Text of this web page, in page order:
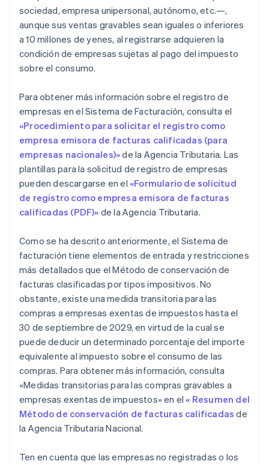
sociedad, empresa unipersonal, autónomo, etc.—,
aunque sus ventas gravables sean iguales o inferiores
a 10 millones de yenes, al registrarse adquieren la
condición de empresas sujetas al pago del impuesto
sobre el consumo.
Para obtener más información sobre el registro de
empresas en el Sistema de Facturación, consulta el
«Procedimiento para solicitar el registro como
empresa emisora de facturas calificadas (para
empresas nacionales)»de la Agencia Tributaria. Las
plantillas para la solicitud de registro de empresas
pueden descargarse en el «Formulario de solicitud
de registro como empresa emisora de facturas
calificadas (PDF)» de la Agencia Tributaria.
Como se ha descrito anteriormente, el Sistema de
facturación tiene elementos de entrada y restricciones
más detallados que el Método de conservación de
facturas clasificadas por tipos impositivos. No
obstante, existe una medida transitoria para las
compras a empresas exentas de impuestos hasta el
30 de septiembre de 2029, en virtud de la cual se
puede deducir un determinado porcentaje del importe
equivalente al impuesto sobre el consumo de las
compras. Para obtener más información, consulta
«Medidas transitorias para las compras gravables a
empresas exentas de impuestos» en el « Resumen del
Método de conservación de facturas calificadas de
la Agencia Tributaria Nacional.
Ten en cuenta que las empresas no registradas o los